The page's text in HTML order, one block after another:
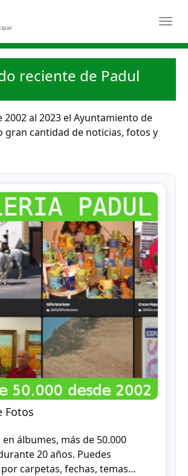
reciente de Padul
2002 al 2023 el Ayuntamiento de
gran cantidad de noticias, fotos y
Fotos
álbumes, más de 50.000
20 años. Puedes
carpetas, fechas, temas...